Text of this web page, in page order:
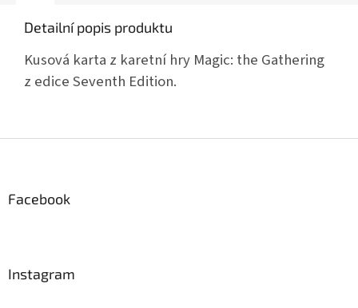
Detailní popis produktu
Kusová karta z karetní hry Magic: the Gathering
z edice Seventh Edition.
Facebook
Instagram